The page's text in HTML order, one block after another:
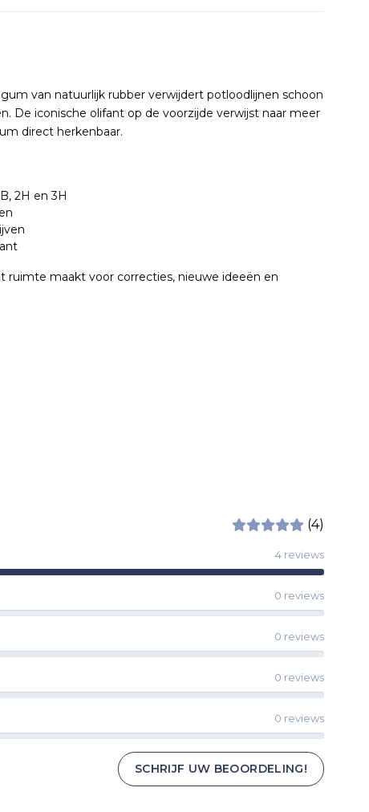
van natuurlijk rubber verwijdert potloodlijnen schoon
De iconische olifant op de voorzijde verwijst naar meer
direct herkenbaar.
2H en 3H
ruimte maakt voor correcties, nieuwe ideeën en
(4)
0 reviews
0 reviews
0 reviews
0 reviews
4 reviews
SCHRIJF UW BEOORDELING!